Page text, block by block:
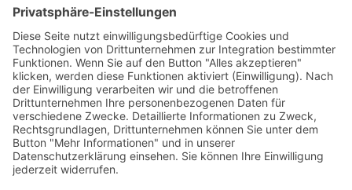
nicht nur alle Informationen rund um zuverlässige
Abschleppdienste, sondern auch eine breite
Auswahl an Hotels für Ihren nächsten Aufenthalt.
Hier finden Sie alles, was Sie benötigen, um sowohl
im Notfall als auch bei der Urlaubsplanung bestens
informiert zu sein. Egal ob Sie einen
Abschleppdienst in Ihrer Nähe suchen oder nach
dem perfektenHotel Volkachfür Ihre
Reisevorhaben Ausschau halten - bei uns sind Sie
richtig. Unser Portal präsentiert Ihnen eine